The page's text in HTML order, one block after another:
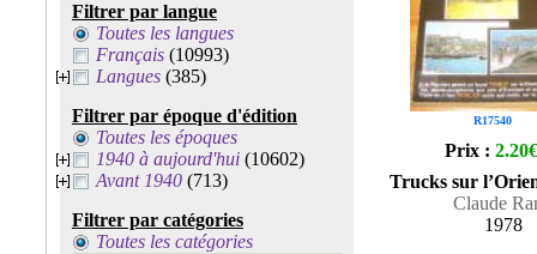
Filtrer par langue
Toutes les langues
Français (10993)
Langues (385)
Filtrer par époque d'édition
Toutes les époques
1940 à aujourd'hui (10602)
Avant 1940 (713)
Filtrer par catégories
Toutes les catégories
R17540
Prix : 2.20€
Trucks sur
Claude
1978